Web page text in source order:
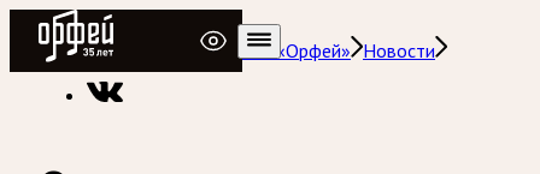
Радио Орфей
Радио классической музыки «Орфей» Новости